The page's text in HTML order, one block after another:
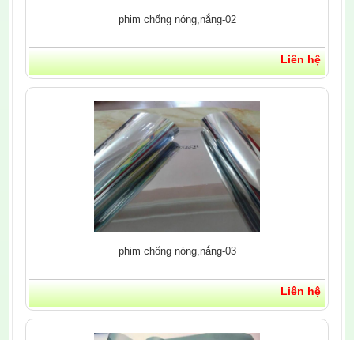
phim chống nóng,nắng-02
Liên hệ
phim chống nóng,nắng-03
Liên hệ